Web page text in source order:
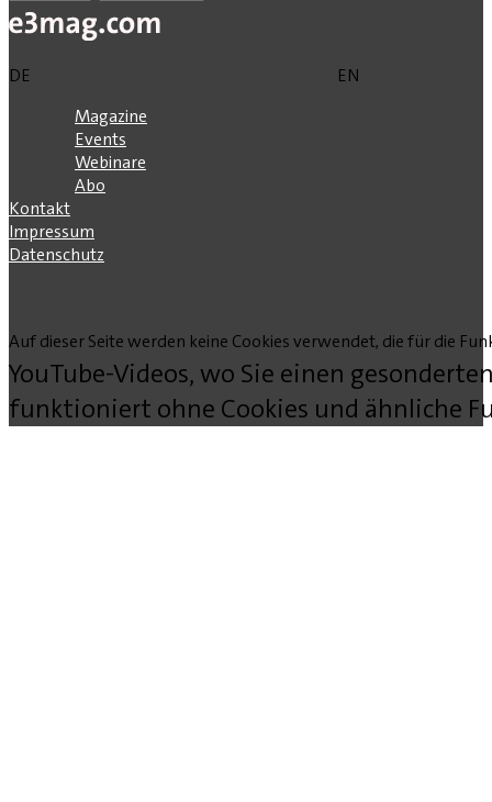
DE
EN
Magazine
Events
Webinare
Abo
Kontakt
Impressum
Datenschutz
Auf dieser Seite werden keine Cookies verwendet, die für die
YouTube-Videos, wo Sie einen
funktioniert ohne Cookies und ähnliche